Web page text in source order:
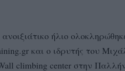
ήλιο
και ο ιδρυτής του
climbing center στην